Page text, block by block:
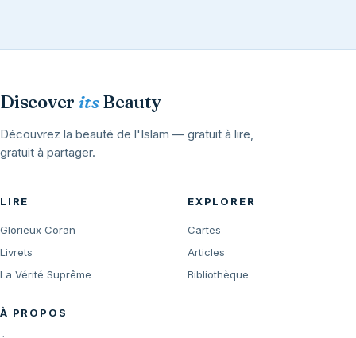
Discover itsBeauty
Découvrez la beauté de l'Islam — gratuit à lire,
gratuit à partager.
LIRE
Glorieux Coran
Livrets
La Vérité Suprême
EXPLORER
Cartes
Articles
Bibliothèque
À PROPOS